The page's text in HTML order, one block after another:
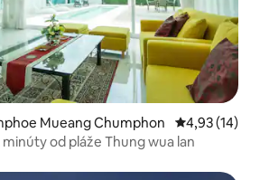
Mueang Chumphon Priemerné
4,93 (14)
minúty od pláže Thung wua lan